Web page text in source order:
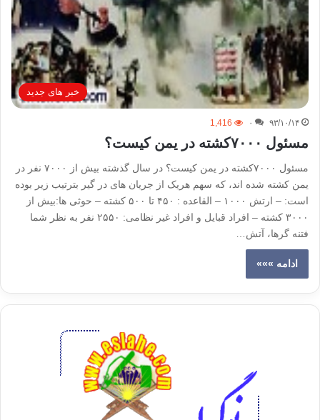
خبر های جدید
۹۳/۱۰/۱۴ ۰ 1,416
مسئول ۷۰۰۰کشته در یمن کیست؟
مسئول ۷۰۰۰کشته در یمن کیست؟ در سال گذشته بیش از ۷۰۰۰ نفر در
یمن کشته شده اند، که سهم هریک از جریان های در گیر بترتیب زیر بوده
است: – ارتش ۱۰۰۰ – القاعده : ۴۵۰ تا ۵۰۰ کشته – حوثی ها:بیش از
۳۰۰۰ کشته – افراد قبایل و افراد غیر نظامی: ۲۵۵۰ نفر به نظر شما
فتنه گرها، آتش…
ادامه »»»